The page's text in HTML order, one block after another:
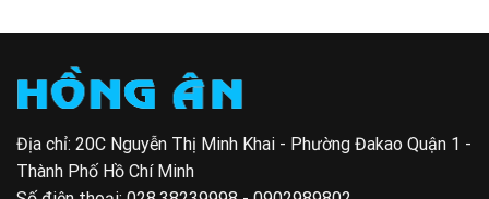
Địa chỉ: 20C Nguyễn Thị Minh Khai - Phường Đakao Quận 1 -
Thành Phố Hồ Chí Minh